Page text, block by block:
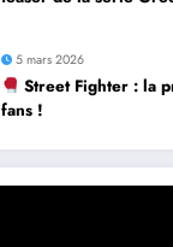
5 mars 2026
Street Fighter : la
fans !